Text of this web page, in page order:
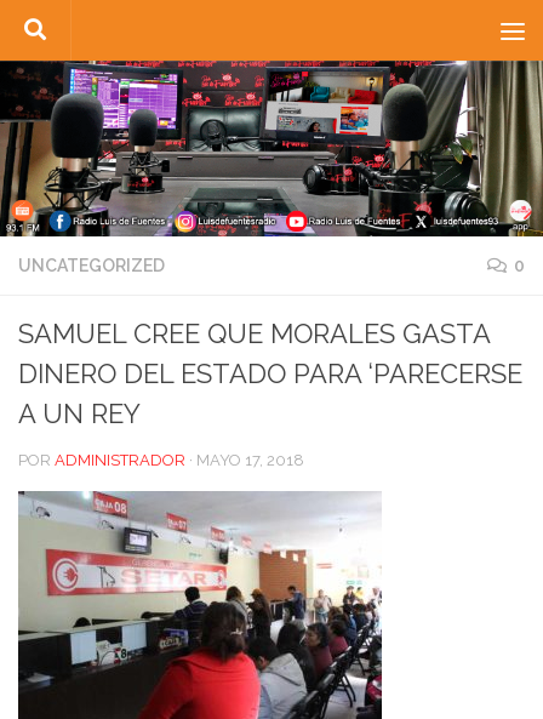
Saltar al contenido
UNCATEGORIZED 0
SAMUEL CREE QUE MORALES GASTA
DINERO DEL ESTADO PARA ‘PARECERSE
A UN REY
POR ADMINISTRADOR · MAYO 17, 2018